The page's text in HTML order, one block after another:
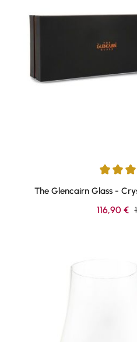
Durchschnittliche
The Glencairn Glass -
116,90 €